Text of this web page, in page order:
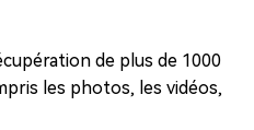
de plus de 1000
les photos, les vidéos,